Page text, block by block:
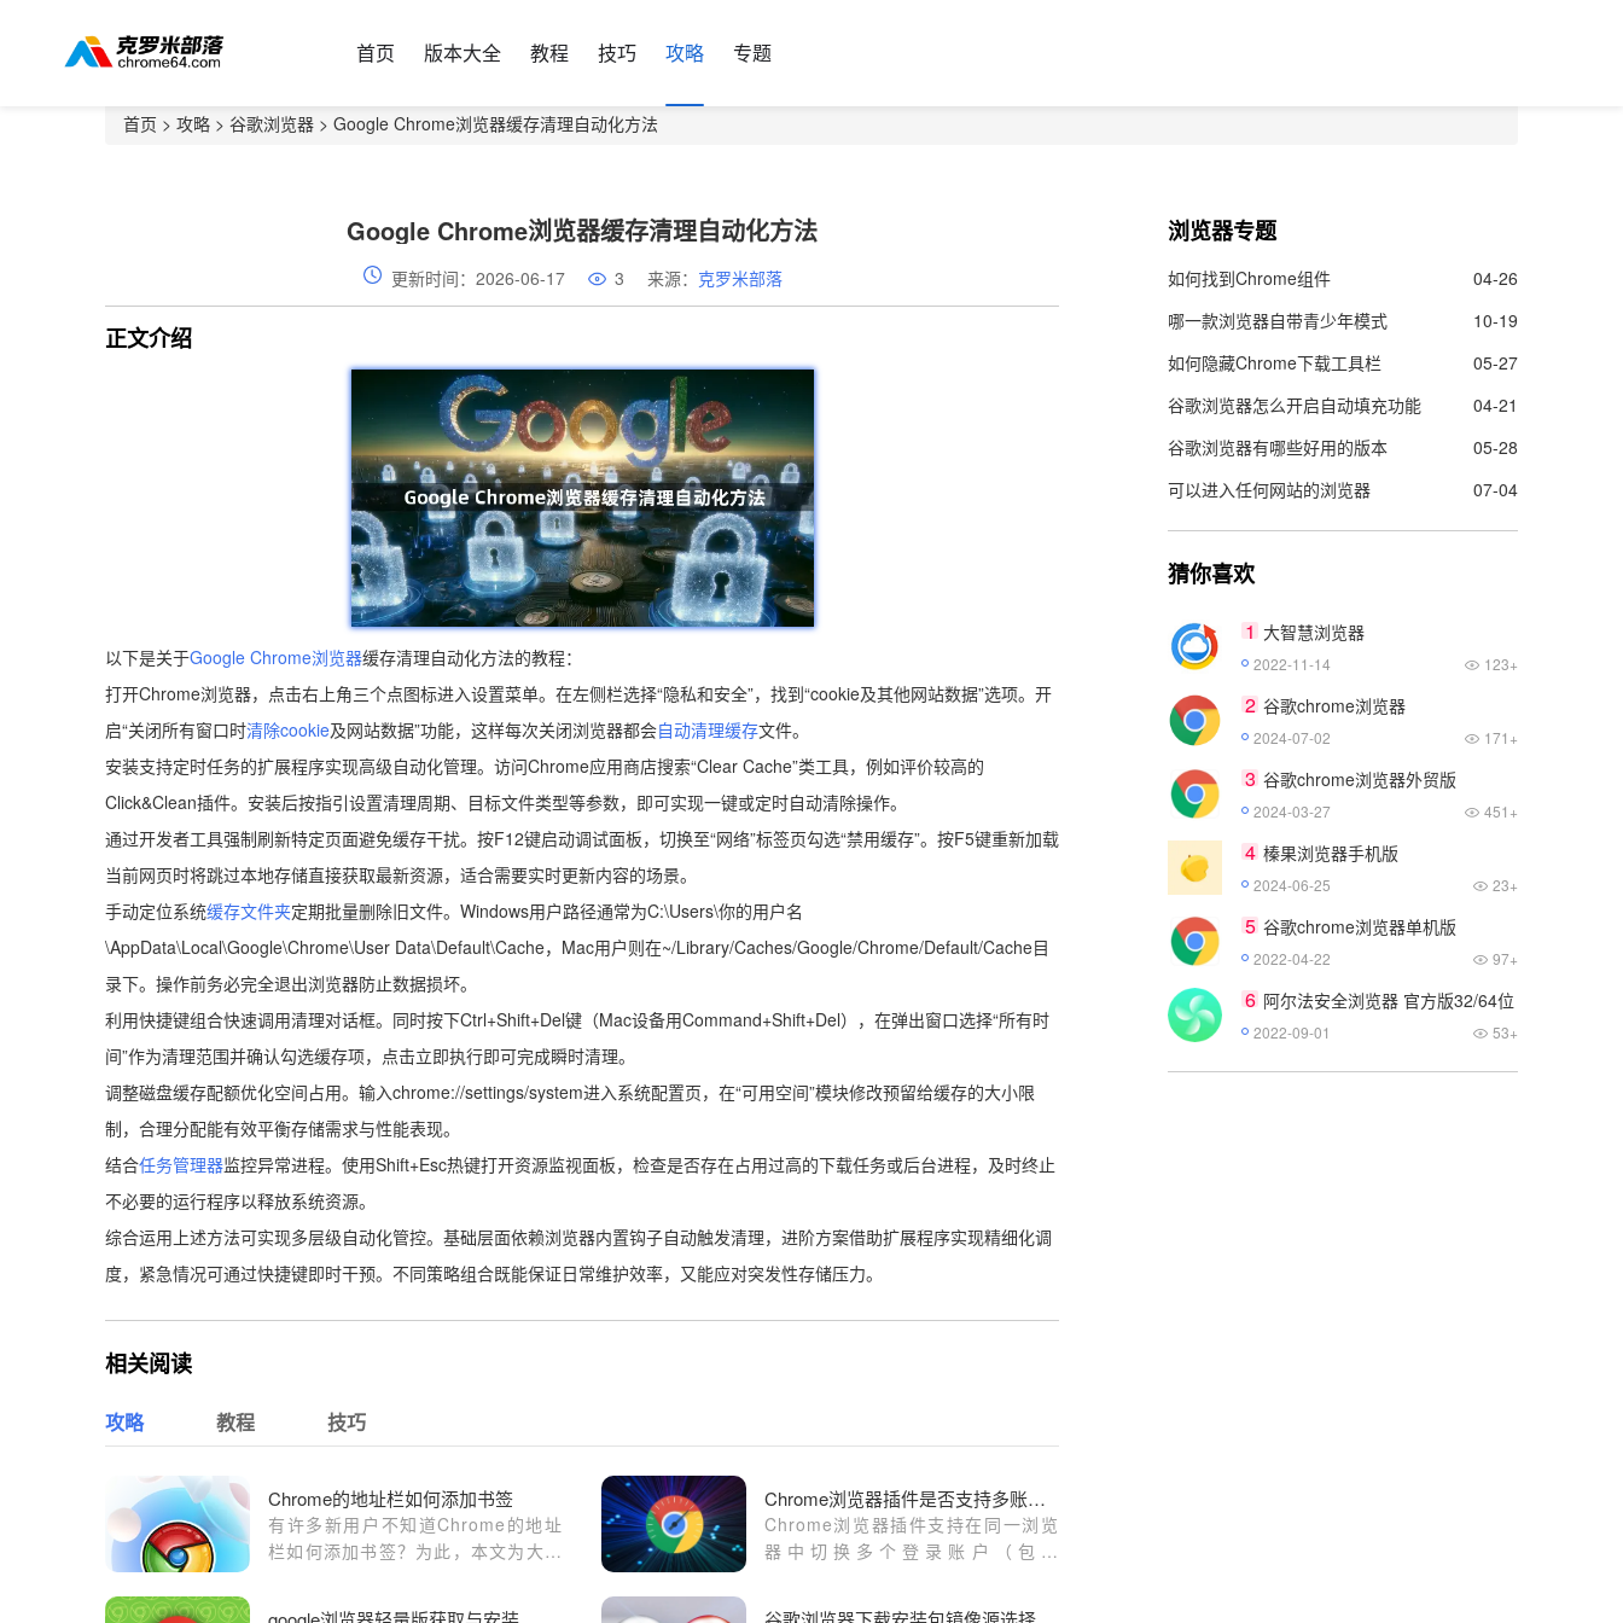
首页 版本大全 教程 技巧 攻略 专题
首页 > 攻略 > 谷歌浏览器 > Google Chrome浏览器缓存清理自动化方法
Google Chrome浏览器缓存清理自动化方法
更新时间：2026-06-17 3 来源： 克罗米部落
正文介绍
以下是关于Google Chrome浏览器缓存清理自动化方法的教程：
打开Chrome浏览器，点击右上角三个点图标进入设置菜单。在左侧栏选择“隐私和安全”，找到“cookie及其他网站数据”选项。开
启“关闭所有窗口时清除cookie及网站数据”功能，这样每次关闭浏览器都会自动清理缓存文件。
安装支持定时任务的扩展程序实现高级自动化管理。访问Chrome应用商店搜索“Clear Cache”类工具，例如评价较高的
Click&Clean插件。安装后按指引设置清理周期、目标文件类型等参数，即可实现一键或定时自动清除操作。
通过开发者工具强制刷新特定页面避免缓存干扰。按F12键启动调试面板，切换至“网络”标签页勾选“禁用缓存”。按F5键重新加载
当前网页时将跳过本地存储直接获取最新资源，适合需要实时更新内容的场景。
手动定位系统缓存文件夹定期批量删除旧文件。Windows用户路径通常为C:\Users\你的用户名
\AppData\Local\Google\Chrome\User Data\Default\Cache，Mac用户则在~/Library/Caches/Google/Chrome/Default/Cache目
录下。操作前务必完全退出浏览器防止数据损坏。
利用快捷键组合快速调用清理对话框。同时按下Ctrl+Shift+Del键（Mac设备用Command+Shift+Del），在弹出窗口选择“所有时
间”作为清理范围并确认勾选缓存项，点击立即执行即可完成瞬时清理。
调整磁盘缓存配额优化空间占用。输入chrome://settings/system进入系统配置页，在“可用空间”模块修改预留给缓存的大小限
制，合理分配能有效平衡存储需求与性能表现。
结合任务管理器监控异常进程。使用Shift+Esc热键打开资源监视面板，检查是否存在占用过高的下载任务或后台进程，及时终止
不必要的运行程序以释放系统资源。
综合运用上述方法可实现多层级自动化管控。基础层面依赖浏览器内置钩子自动触发清理，进阶方案借助扩展程序实现精细化调
度，紧急情况可通过快捷键即时干预。不同策略组合既能保证日常维护效率，又能应对突发性存储压力。
相关阅读
攻略 教程 技巧
Chrome的地址栏如何添加书签
有许多新用户不知道Chrome的地址
栏如何添加书签？为此，本文为大家
Chrome浏览器插件是否支持多账户管理
Chrome浏览器插件支持在同一浏览
器中切换多个登录账户（包括
浏览器专题
如何找到Chrome组件
04-26
哪一款浏览器自带青少年模式
10-19
如何隐藏Chrome下载工具栏
05-27
谷歌浏览器怎么开启自动填充功能
04-21
谷歌浏览器有哪些好用的版本
05-28
可以进入任何网站的浏览器
07-04
猜你喜欢
1 大智慧浏览器
2022-11-14 123+
2 谷歌chrome浏览器
2024-07-02 171+
3 谷歌chrome浏览器外贸版
2024-03-27 451+
4 榛果浏览器手机版
2024-06-25 23+
5 谷歌chrome浏览器单机版
2022-04-22 97+
6 阿尔法安全浏览器 官方版32/64位
2022-09-01 53+